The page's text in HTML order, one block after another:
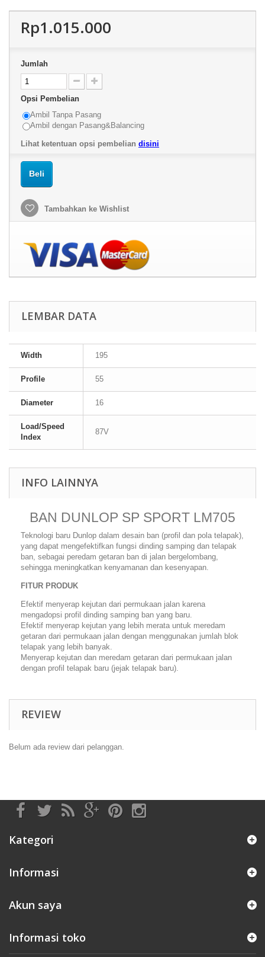
Rp1.015.000
Jumlah
Opsi Pembelian
Ambil Tanpa Pasang
Ambil dengan Pasang&Balancing
Lihat ketentuan opsi pembelian disini
Beli
Tambahkan ke Wishlist
LEMBAR DATA
Width 195
Profile 55
Diameter 16
Load/Speed
Index
87V
INFO LAINNYA
BAN DUNLOP SP SPORT LM705
Teknologi baru Dunlop dalam desain ban (profil dan pola telapak),
yang dapat mengefektifkan fungsi dinding samping dan telapak
ban, sebagai peredam getaran ban di jalan bergelombang,
sehingga meningkatkan kenyamanan dan kesenyapan.
FITUR PRODUK
Efektif menyerap kejutan dari permukaan jalan karena
mengadopsi profil dinding samping ban yang baru.
Efektif menyerap kejutan yang lebih merata untuk meredam
getaran dari permukaan jalan dengan menggunakan jumlah blok
telapak yang lebih banyak.
Menyerap kejutan dan meredam getaran dari permukaan jalan
dengan profil telapak baru (jejak telapak baru).
REVIEW
Belum ada review dari pelanggan.
Kategori
Informasi
Akun saya
Informasi toko